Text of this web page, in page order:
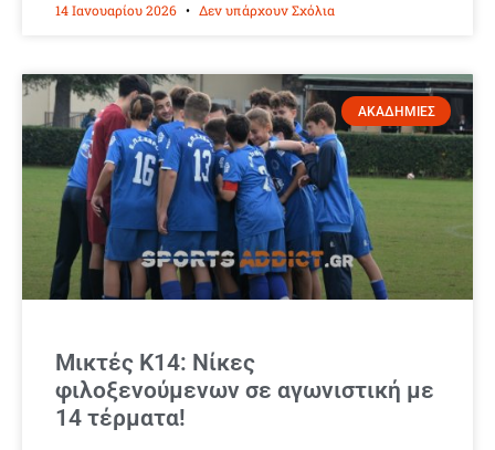
14 Ιανουαρίου 2026 Δεν υπάρχουν Σχόλια
ΑΚΑΔΗΜΙΕΣ
Μικτές Κ14: Νίκες
φιλοξενούμενων σε αγωνιστική με
14 τέρματα!